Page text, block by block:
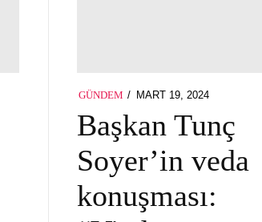
GÜNDEM
POSTED
MART 19, 2024
Başkan Tunç
Soyer’in veda
konuşması: